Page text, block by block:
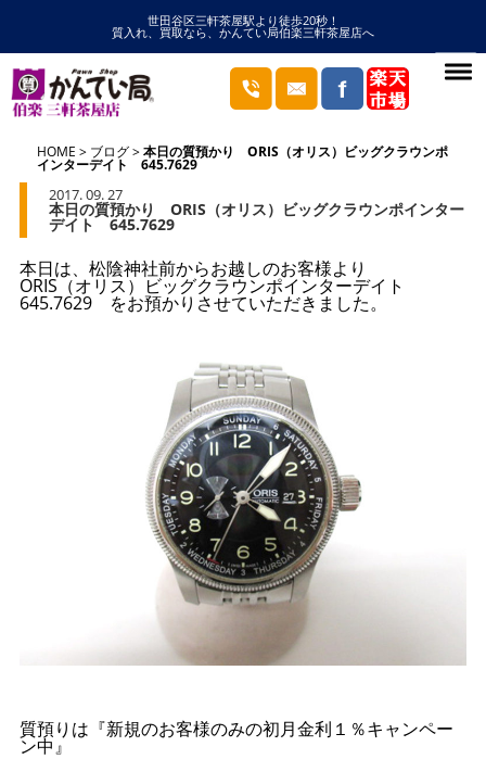
世田谷区三軒茶屋駅より徒歩20秒！
質入れ、買取なら、かんてい局伯楽三軒茶屋店へ
HOME ブログ 本日の質預かり ORIS（オリス）ビッグクラウンポ
インターデイト 645.7629
2017. 09. 27
本日の質預かり ORIS（オリス）ビッグクラウンポインター
デイト 645.7629
本日は、松陰神社前からお越しのお客様より
ORIS（オリス）ビッグクラウンポインターデイト
645.7629 をお預かりさせていただきました。
質預りは『新規のお客様のみの初月金利１％キャンペー
ン中』